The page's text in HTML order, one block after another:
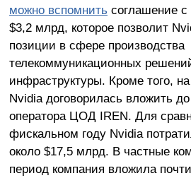
можно вспомнить соглашение
$3,2 млрд, которое позволит
позиции в сфере производства
телекоммуникационных
инфраструктуры. Кроме того,
Nvidia договорилась вложить
оператора ЦОД IREN. Для
фискальном году Nvidia
около $17,5 млрд. В частные
период компания вложила